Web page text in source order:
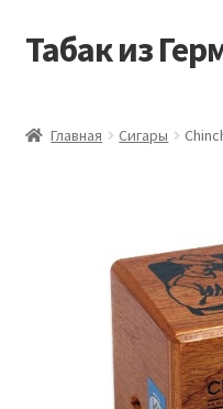
Перейти
Перейти
Табак из
Оформление заказа
Главная Сигары